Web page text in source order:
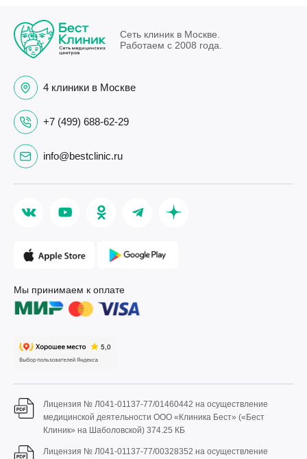
Сеть клиник в Москве.
Работаем с 2008 года.
4 клиники в Москве
+7 (499) 688-62-29
info@bestclinic.ru
Мы принимаем к оплате
Лицензия № Л041-01137-77/01460442 на осуществление
медицинской деятельности ООО «Клиника Бест» («Бест
Клиник» на Шаболовской) 374.25 КБ
Лицензия № Л041-01137-77/00328352 на осуществление